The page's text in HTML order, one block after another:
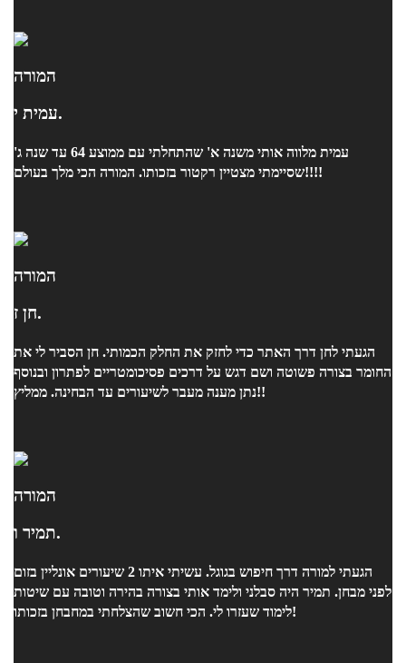
המורה
עמית י.
עמית מלווה אותי משנה א' שהתחלתי עם ממוצע 64 עד שנה ג'
שסיימתי מצטיין רקטור בזכותו. המורה הכי מלך בעולם!!!!
המורה
חן ז.
הגעתי לחן דרך האתר כדי לחזק את החלק הכמותי. חן הסביר לי את
החומר בצורה פשוטה ושם דגש על דרכים פסיכומטריים לפתרון ובנוסף
נתן מענה מעבר לשיעורים עד הבחינה. ממליץ!!
המורה
תמיר ו.
הגעתי למורה דרך חיפוש בגוגל. עשיתי איתו 2 שיעורים אונליין בזום
לפני מבחן. תמיר היה סבלני ולימד אותי בצורה בהירה וטובה עם שיטות
לימוד שעזרו לי. הכי חשוב שהצלחתי במחבחן בזכותו!